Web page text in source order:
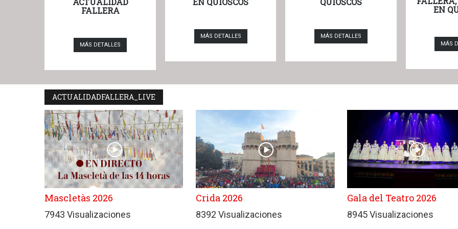
FALLERA
MÁS DETALLES
MÁS DETALLES MÁS DETALLES
EN
MÁS
ACTUALIDADFALLERA_LIVE
Mascletàs 2026
7943 Visualizaciones
Crida 2026
8392 Visualizaciones
Gala del Teatro 2026
8945 Visualizaciones